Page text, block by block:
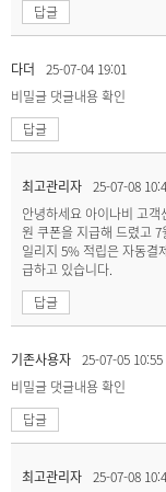
답글
다더
25-07-04 19:01
비밀글 댓글내용 확인
답글
최고관리자 25-07-08
안녕하세요 아이나비 고
원 쿠폰을 지급해 드렸고
일리지 5% 적립은 자동결
급하고 있습니다.
답글
기존사용자 25-07-05 10:55
비밀글 댓글내용 확인
답글
최고관리자 25-07-08